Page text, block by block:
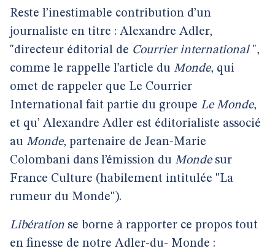
Reste l’inestimable contribution d’un
journaliste en titre : Alexandre Adler,
"directeur éditorial de Courrier international",
comme le rappelle l’article du Monde, qui
omet de rappeler que Le Courrier
International fait partie du groupe Le Monde,
et qu’ Alexandre Adler est éditorialiste associé
au Monde, partenaire de Jean-Marie
Colombani dans l’émission du Monde sur
France Culture (habilement intitulée "La
rumeur du Monde").
Libération se borne à rapporter ce propos tout
en finesse de notre Adler-du- Monde :